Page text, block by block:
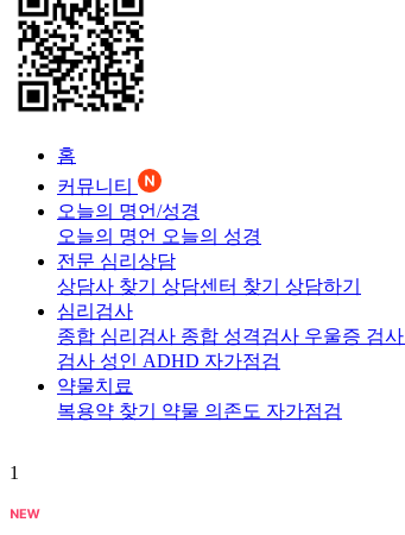
홈
커뮤니티
오늘의 명언/성경
오늘의 명언 오늘의 성경
전문 심리상담
상담사 찾기 상담센터 찾기 상담하기
심리검사
종합 심리검사 종합 성격검사 우울증 검사
검사 성인 ADHD 자가점검
약물치료
복용약 찾기 약물 의존도 자가점검
1